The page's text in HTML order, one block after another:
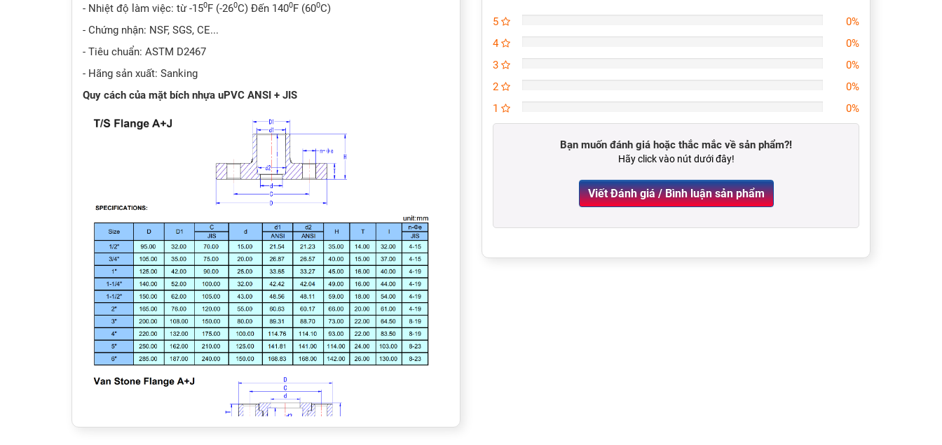
- Nhiệt độ làm việc: từ -150F (-260C) Đến 1400F (600C)
- Chứng nhận: NSF, SGS, CE...
- Tiêu chuẩn: ASTM D2467
- Hãng sản xuất: Sanking
Quy cách của mặt bích nhựa uPVC ANSI + JIS
5
0%
4
0%
3
0%
2
0%
1
0%
Bạn muốn đánh giá hoặc thắc mắc về sản phẩm?!
Hãy click vào nút dưới đây!
Viết Đánh giá / Bình luận sản phẩm